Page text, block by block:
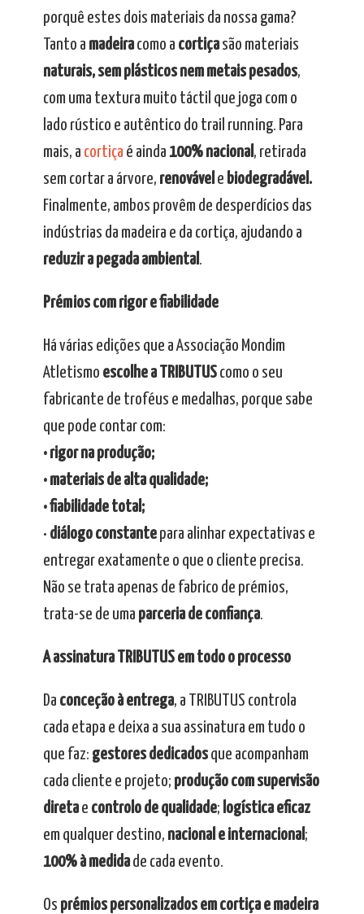
porquê estes dois materiais da nossa gama?
Tanto a madeiracomo a cortiçasão materiais
naturais, sem plásticos nem metais pesados,
com uma textura muito táctil que joga com o
lado rústico e autêntico do trail running. Para
mais, a cortiça é ainda 100% nacional , retirada
sem cortar a árvore, renovável e biodegradável.
Finalmente, ambos provêm de desperdícios das
indústrias da madeira e da cortiça, ajudando a
reduzir a pegada ambiental .
Prémios com rigor e fiabilidade
Há várias edições que a Associação Mondim
Atletismo escolhe a TRIBUTUScomo o seu
fabricante de troféus e medalhas, porque sabe
que pode contar com:
• rigor na produção;
• materiais de alta qualidade;
• fiabilidade total;
• diálogo constantepara alinhar expectativas e
entregar exatamente o que o cliente precisa.
Não se trata apenas de fabrico de prémios,
trata-se de uma parceria de confiança.
A assinatura TRIBUTUS em todo o processo
Da conceção à entrega, a TRIBUTUS controla
cada etapa e deixa a sua assinatura em tudo o
que faz: gestores dedicadosque acompanham
cada cliente e projeto; produção com supervisão
diretae controlo de qualidade; logística eficaz
em qualquer destino, nacional e internacional ;
100% à medidade cada evento.
Os prémios personalizados em cortiça e madeira